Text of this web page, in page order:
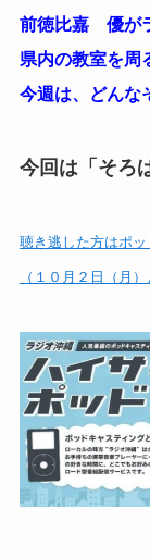
前徳比嘉 優が
県内の教室を周
今週は、どんな
今回は「そろ
聴き逃した方はポ
（１０月２日（月